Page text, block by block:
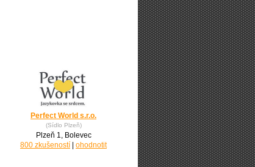
Perfect World s.r.o.
(Sídlo Plzeň)
Plzeň 1, Bolevec
800 zkušeností
ohodnotit